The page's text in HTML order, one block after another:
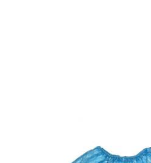
и др.
в том числе
на
защиту волосистой
от факторов внешней